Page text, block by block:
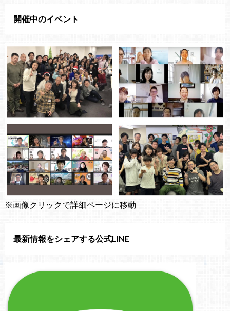
開催中のイベント
※画像クリックで詳細ページに移動
最新情報をシェアする公式LINE